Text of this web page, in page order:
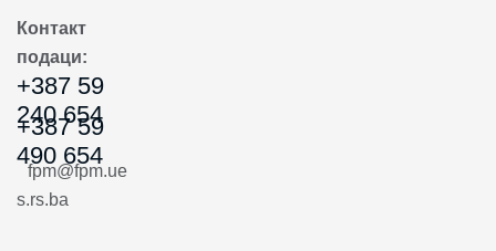
Контакт
подаци:
+387 59
240 654
+387 59
490 654
fpm@fpm.ue
s.rs.ba